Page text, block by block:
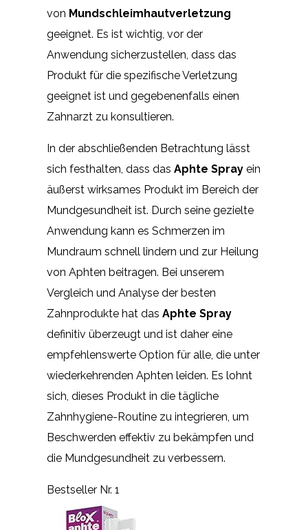
von Mundschleimhautverletzung
geeignet. Es ist wichtig, vor der
Anwendung sicherzustellen, dass das
Produkt für die spezifische Verletzung
geeignet ist und gegebenenfalls einen
Zahnarzt zu konsultieren.
In der abschließenden Betrachtung lässt
sich festhalten, dass das Aphte Spray ein
äußerst wirksames Produkt im Bereich der
Mundgesundheit ist. Durch seine gezielte
Anwendung kann es Schmerzen im
Mundraum schnell lindern und zur Heilung
von Aphten beitragen. Bei unserem
Vergleich und Analyse der besten
Zahnprodukte hat das Aphte Spray
definitiv überzeugt und ist daher eine
empfehlenswerte Option für alle, die unter
wiederkehrenden Aphten leiden. Es lohnt
sich, dieses Produkt in die tägliche
Zahnhygiene-Routine zu integrieren, um
Beschwerden effektiv zu bekämpfen und
die Mundgesundheit zu verbessern.
Bestseller Nr. 1